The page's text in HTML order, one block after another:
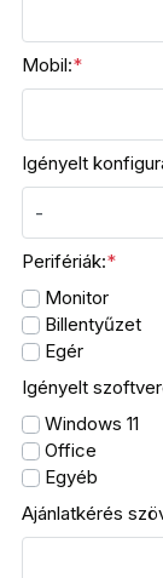
Mobil:*
Igényelt
Perifériák:*
Monitor
Billentyűzet
Egér
Igényelt
Windows 11
Office
Egyéb
Ajánlatkérés